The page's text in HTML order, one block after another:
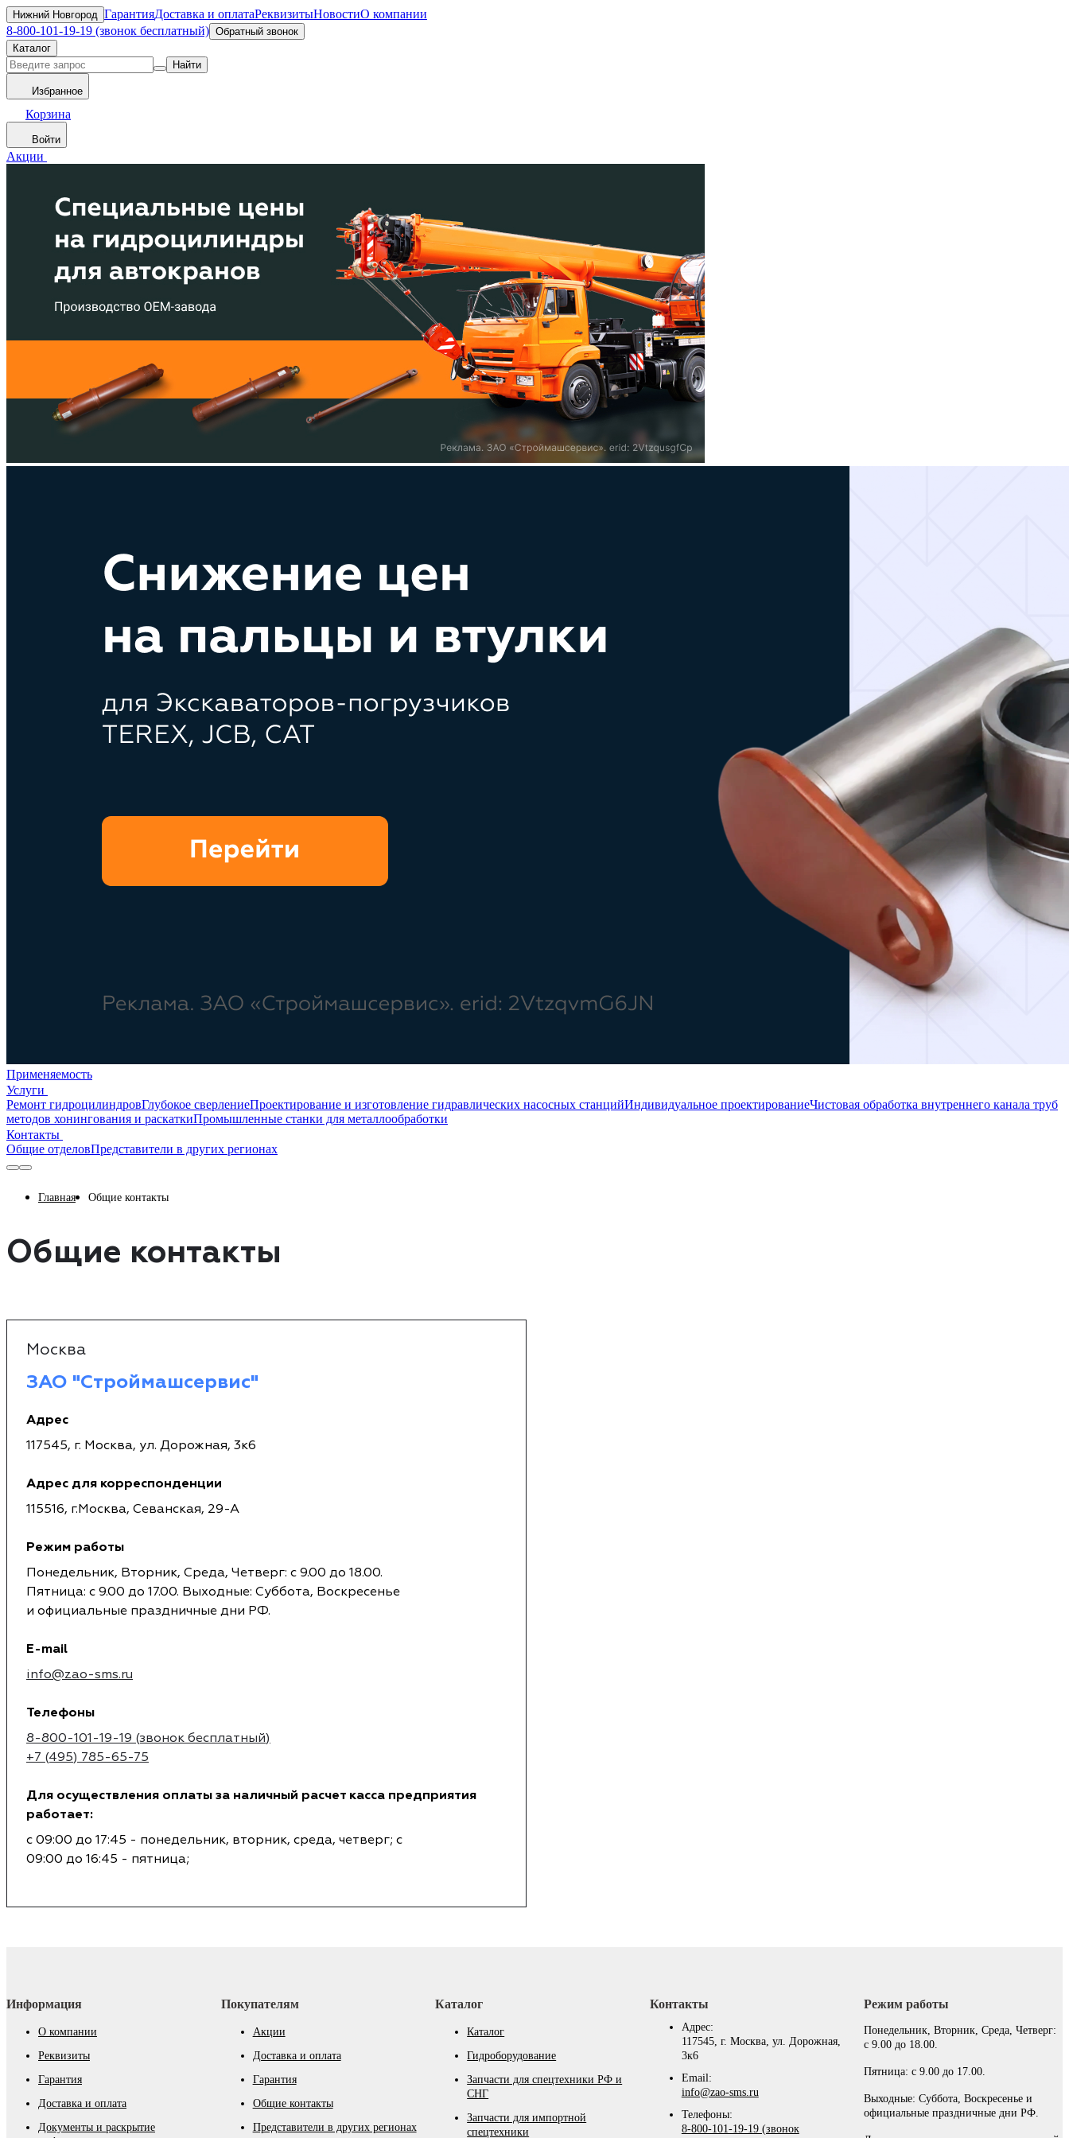
Нижний Новгород ГарантияДоставка и оплатаРеквизитыНовостиО компании
8-800-101-19-19 (звонок бесплатный) Обратный звонок
Каталог
Найти
Избранное
Корзина
Войти
Акции
Применяемость
Услуги
Ремонт гидроцилиндровГлубокое сверлениеПроектирование и изготовление гидравлических насосных станцийИндивидуальное проектированиеЧистовая обработка внутреннего канала труб
методов хонингования и раскаткиПромышленные станки для металлообработки
Контакты
Общие отделовПредставители в других регионах
Главная Общие контакты
Общие контакты
Москва
ЗАО "Строймашсервис"
Адрес
117545, г. Москва, ул. Дорожная, 3к6
Адрес для корреспонденции
115516, г.Москва, Севанская, 29-А
Режим работы
Понедельник, Вторник, Среда, Четверг: с 9.00 до 18.00.
Пятница: с 9.00 до 17.00. Выходные: Суббота, Воскресенье
и официальные праздничные дни РФ.
E-mail
info@zao-sms.ru
Телефоны
8-800-101-19-19 (звонок бесплатный)
+7 (495) 785-65-75
Для осуществления оплаты за наличный расчет касса предприятия
работает:
с 09:00 до 17:45 - понедельник, вторник, среда, четверг; с
09:00 до 16:45 - пятница;
Информация
О компании
Реквизиты
Гарантия
Доставка и оплата
Документы и раскрытие
Покупателям
Акции
Доставка и оплата
Гарантия
Общие контакты
Представители в других регионах
Каталог
Каталог
Гидроборудование
Запчасти для спецтехники РФ и
СНГ
Запчасти для импортной
спецтехники
Контакты
Адрес:
117545, г. Москва, ул. Дорожная,
3к6
Email:
info@zao-sms.ru
Телефоны:
8-800-101-19-19 (звонок
Режим работы
Понедельник, Вторник, Среда, Четверг:
с 9.00 до 18.00.
Пятница: с 9.00 до 17.00.
Выходные: Суббота, Воскресенье и
официальные праздничные дни РФ.